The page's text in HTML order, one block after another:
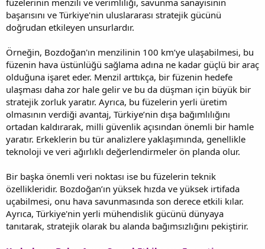
başarısını ve Türkiye'nin uluslararası stratejik gücünü
doğrudan etkileyen unsurlardır.
Örneğin, Bozdoğan'ın menzilinin 100 km’ye ulaşabilmesi, bu
füzenin hava üstünlüğü sağlama adına ne kadar güçlü bir araç
olduğuna işaret eder. Menzil arttıkça, bir füzenin hedefe
ulaşması daha zor hale gelir ve bu da düşman için büyük bir
stratejik zorluk yaratır. Ayrıca, bu füzelerin yerli üretim
olmasının verdiği avantaj, Türkiye’nin dışa bağımlılığını
ortadan kaldırarak, milli güvenlik açısından önemli bir hamle
yaratır. Erkeklerin bu tür analizlere yaklaşımında, genellikle
teknoloji ve veri ağırlıklı değerlendirmeler ön planda olur.
Bir başka önemli veri noktası ise bu füzelerin teknik
özellikleridir. Bozdoğan’ın yüksek hızda ve yüksek irtifada
uçabilmesi, onu hava savunmasında son derece etkili kılar.
Ayrıca, Türkiye'nin yerli mühendislik gücünü dünyaya
tanıtarak, stratejik olarak bu alanda bağımsızlığını pekiştirir.